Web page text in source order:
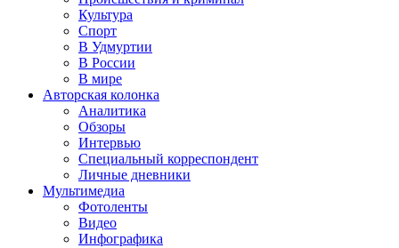
Культура
Спорт
В Удмуртии
В России
В мире
Авторская колонка
Аналитика
Обзоры
Интервью
Специальный корреспондент
Личные дневники
Мультимедиа
Фотоленты
Видео
Инфографика